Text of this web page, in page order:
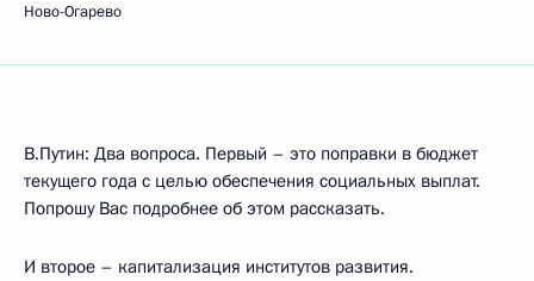
Ново-Огарево
В.Путин: Два вопроса. Первый – это поправки в бюджет
текущего года с целью обеспечения социальных выплат.
Попрошу Вас подробнее об этом рассказать.
И второе – капитализация институтов развития.